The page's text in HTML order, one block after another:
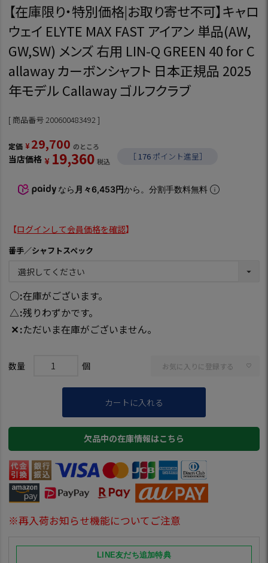
【在庫限り・特別価格|お取り寄せ不可】キャロ
ウェイ ELYTE MAX FAST アイアン 単品(AW,
GW,SW) メンズ 右用 LIN-Q GREEN 40 for C
allaway カーボンシャフト 日本正規品 2025
年モデル Callaway ゴルフクラブ
商品番号 200600483492
定価 ¥ 29,700 のところ
当店価格 ¥ 19,360 税込 ［176 ポイント進呈］
なら 月々6,453円から。分割手数料無料
【ログインして会員価格を確認】
番手／シャフトスペック
○ 在庫がございます。
△ 残りわずかです。
✕ ただいま在庫がございません。
お気に入りに登録する
カートに入れる
欠品中の在庫情報はこちら
※再入荷お知らせ機能についてご注意
LINE友だち追加特典